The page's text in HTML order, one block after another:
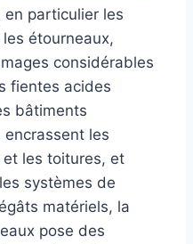
particulier les
étourneaux,
considérables
fientes acides
bâtiments
les
et les toitures, et
systèmes de
matériels, la
pose des